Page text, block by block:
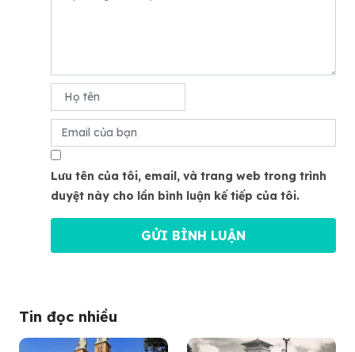
Lưu tên của tôi, email, và trang web trong trình
duyệt này cho lần bình luận kế tiếp của tôi.
Tin đọc nhiều